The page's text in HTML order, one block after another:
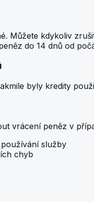
Můžete kdykoliv
do 14 dnů od
byly kredity
vrácení peněz v
služby
chyb